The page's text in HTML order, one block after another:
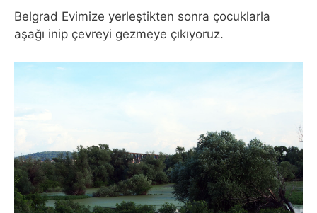
Belgrad Evimize yerleştikten sonra çocuklarla
aşağı inip çevreyi gezmeye çıkıyoruz.